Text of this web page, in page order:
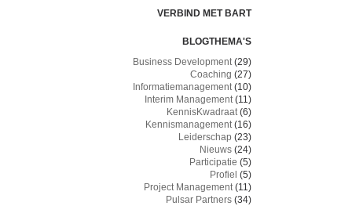
VERBIND MET BART
BLOGTHEMA'S
Business Development(29)
Coaching (27)
Informatiemanagement(10)
Interim Management(11)
KennisKwadraat(6)
Kennismanagement(16)
Leiderschap (23)
Nieuws (24)
Participatie (5)
Profiel (5)
Project Management(11)
Pulsar Partners (34)